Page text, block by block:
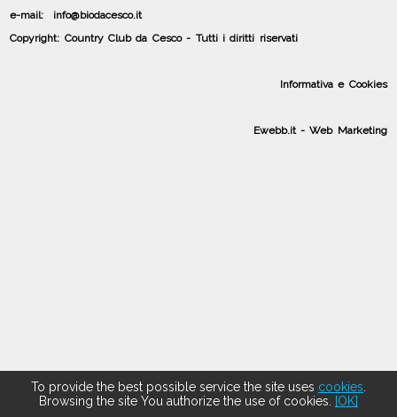
e-mail: info@biodacesco.it
Copyright: Country Club da Cesco - Tutti i diritti riservati
Informativa e Cookies
Ewebb.it - Web Marketing
To provide the best possible service the site uses cookies
Browsing the site You authorize the use of cookies.
[OK]